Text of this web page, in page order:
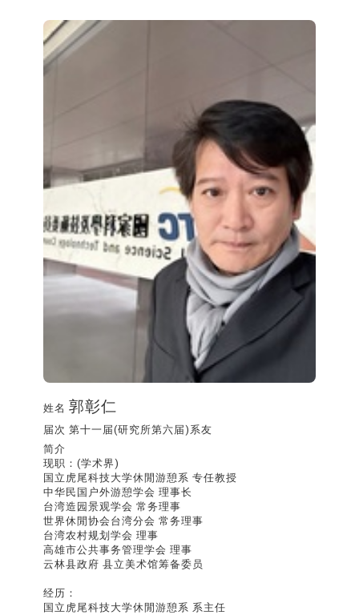
姓名 郭彰仁
届次 第十一届(研究所第六届)系友
简介
现职：(学术界)
国立虎尾科技大学休閒游憩系 专任教授
中华民国户外游憩学会 理事长
台湾造园景观学会 常务理事
世界休閒协会台湾分会 常务理事
台湾农村规划学会 理事
高雄市公共事务管理学会 理事
云林县政府 县立美术馆筹备委员
经历：
国立虎尾科技大学休閒游憩系 系主任